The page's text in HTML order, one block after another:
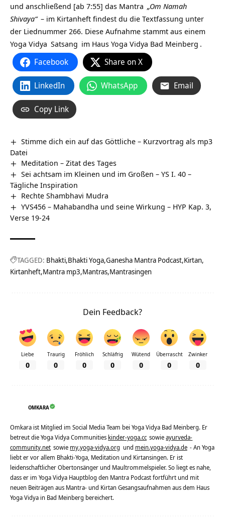
und anschließend [ab 7:55] das Mantra „Om Namah
Shivaya“ – im Kirtanheft findest du die Textfassung unter
der Liednummer 266. Diese Aufnahme stammt aus einem
Yoga Vidya Satsang im Haus Yoga Vidya Bad Meinberg .
Facebook Share on X
LinkedIn WhatsApp Email
Copy Link
Stimme dich ein auf das Göttliche – Kurzvortrag als mp3
Datei
Meditation – Zitat des Tages
Sei achtsam im Kleinen und im Großen – YS I. 40 –
Tägliche Inspiration
Rechte Shambhavi Mudra
YVS456 – Mahabandha und seine Wirkung – HYP Kap. 3,
Verse 19-24
TAGGED: Bhakti Bhakti Yoga Ganesha Mantra Podcast Kirtan
Kirtanheft Mantra mp3 Mantras Mantrasingen
Dein Feedback?
Liebe
0
Traurig
0
Fröhlich
0
Schläfrig
0
Wütend
0
Überrascht
0
Zwinker
0
OMKARA
Omkara ist Mitglied im Social Media Team bei Yoga Vidya Bad Meinberg. Er
betreut die Yoga Vidya Communities kinder-yoga.cc sowieayurveda-
community.net sowie my.yoga-vidya.org und mein.yoga-vidya.de - An Yoga
liebt er vor allem Bhakti-Yoga, Meditation und Kirtansingen. Er ist
leidenschaftlicher Obertonsänger und Maultrommelspieler. So liegt es nahe,
dass er im Yoga Vidya Hauptblog den Mantra Podcast fortführt und mit
neuen Beiträgen aus Mantra- und Kirtan Gesangsaufnahmen aus dem Haus
Yoga Vidya in Bad Meinberg bereichert.